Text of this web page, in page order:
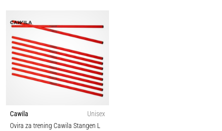
Cawila
Unisex
Ovira za trening Cawila Stangen L